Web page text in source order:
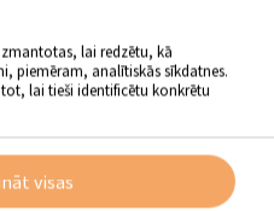
lai redzētu, kā
piemēram, analītiskās sīkdatnes.
lai tieši identificētu konkrētu
visas